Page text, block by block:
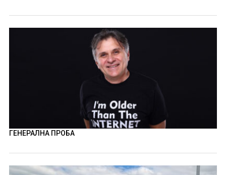
ГЕНЕРАЛНА ПРОБА